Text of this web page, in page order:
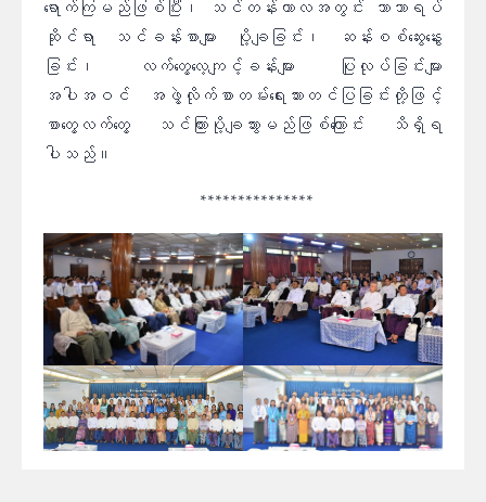
ရောက်ကြမည်ဖြစ်ပြီး၊ သင်တန်းကာလအတွင်း ဘာသာရပ်
ဆိုင်ရာ သင်ခန်းစာများ ပို့ချခြင်း၊ ဆန်းစစ်ဆွေးနွေး
ခြင်း၊ လက်တွေ့လေ့ကျင့်ခန်းများ ပြုလုပ်ခြင်းများ
အပါအဝင် အဖွဲ့လိုက်စာတမ်းရေးသားတင်ပြခြင်းတို့ဖြင့်
စာတွေ့လက်တွေ့ သင်ကြားပို့ချသွားမည်ဖြစ်ကြောင်း သိရှိရ
ပါသည်။
***************